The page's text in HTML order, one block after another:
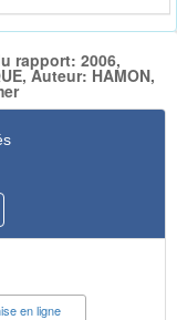
rapport: 2006,
Auteur: HAMON,
en ligne